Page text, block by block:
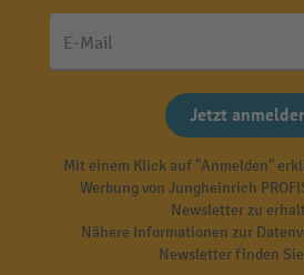
E-Mail
Jetzt
Mit einem Klick auf "Anmelden"
Werbung von Jungheinrich
Newsletter zu
Nähere Informationen zur
Newsletter finden Sie